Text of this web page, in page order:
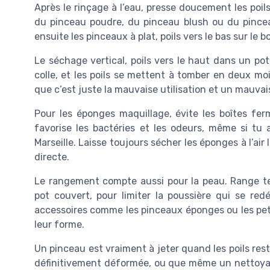
Après le rinçage à l’eau, presse doucement les
du pinceau poudre, du pinceau blush ou du
ensuite les pinceaux à plat, poils vers le bas sur le
Le séchage vertical, poils vers le haut dans un
colle, et les poils se mettent à tomber en deux
que c’est juste la mauvaise utilisation et un
Pour les éponges maquillage, évite les boîtes
favorise les bactéries et les odeurs, même si
Marseille. Laisse toujours sécher les éponges à
directe.
Le rangement compte aussi pour la peau. Range
pot couvert, pour limiter la poussière qui se
accessoires comme les pinceaux éponges ou les
leur forme.
Un pinceau est vraiment à jeter quand les poils
définitivement déformée, ou que même un